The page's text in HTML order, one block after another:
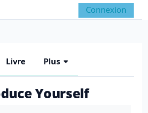
Activer/désactiver la
Connexion
Livre Plus
Yourself